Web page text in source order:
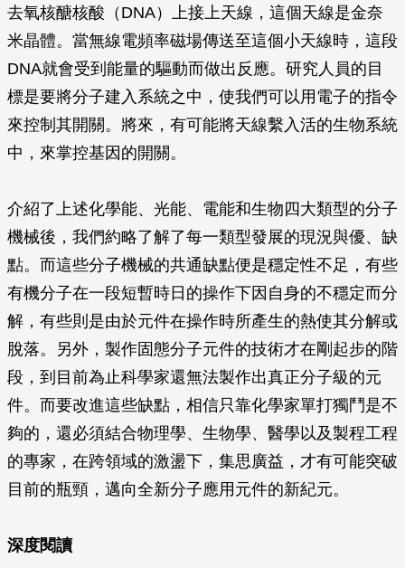
去氧核醣核酸（DNA）上接上天線，這個天線是金奈
米晶體。當無線電頻率磁場傳送至這個小天線時，這段
DNA就會受到能量的驅動而做出反應。研究人員的目
標是要將分子建入系統之中，使我們可以用電子的指令
來控制其開關。將來，有可能將天線繫入活的生物系統
中，來掌控基因的開關。
介紹了上述化學能、光能、電能和生物四大類型的分子
機械後，我們約略了解了每一類型發展的現況與優、缺
點。而這些分子機械的共通缺點便是穩定性不足，有些
有機分子在一段短暫時日的操作下因自身的不穩定而分
解，有些則是由於元件在操作時所產生的熱使其分解或
脫落。另外，製作固態分子元件的技術才在剛起步的階
段，到目前為止科學家還無法製作出真正分子級的元
件。而要改進這些缺點，相信只靠化學家單打獨鬥是不
夠的，還必須結合物理學、生物學、醫學以及製程工程
的專家，在跨領域的激盪下，集思廣益，才有可能突破
目前的瓶頸，邁向全新分子應用元件的新紀元。
深度閱讀